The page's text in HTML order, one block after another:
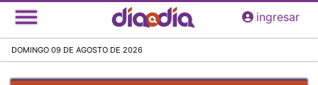
Pasar
al
principal
ingresar
DOMINGO 09 DE AGOSTO DE 2026